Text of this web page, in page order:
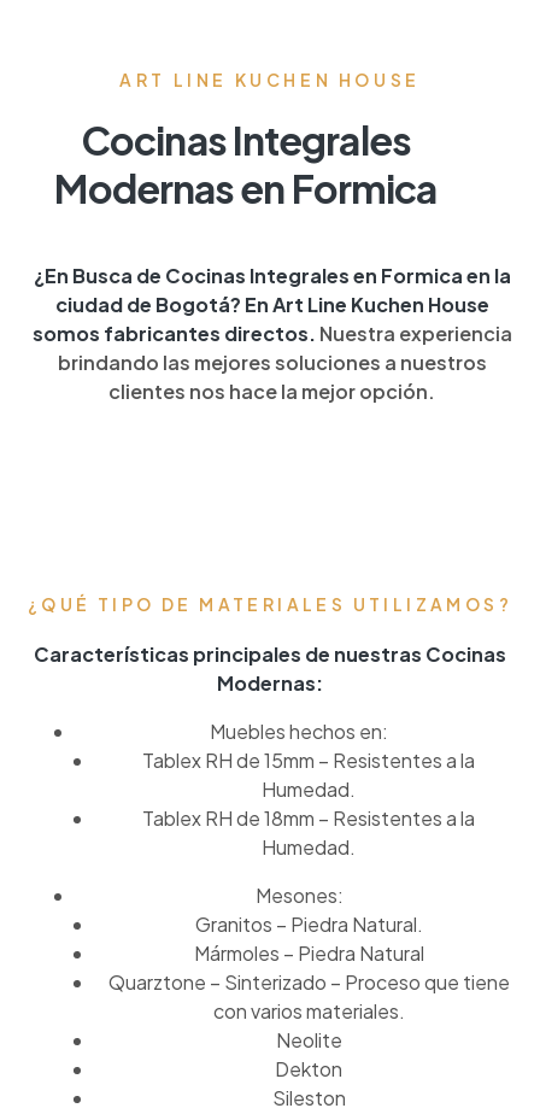
ART LINE KUCHEN HOUSE
Cocinas Integrales
Modernas en Formica
¿En Busca de Cocinas Integrales en Formica en la
ciudad de Bogotá? En Art Line Kuchen House
somos fabricantes directos. Nuestra experiencia
brindando las mejores soluciones a nuestros
clientes nos hace la mejor opción.
¿QUÉ TIPO DE MATERIALES UTILIZAMOS?
Características principales de nuestras Cocinas
Modernas:
Muebles hechos en:
Tablex RH de 15mm – Resistentes a la
Humedad.
Tablex RH de 18mm – Resistentes a la
Humedad.
Mesones:
Granitos – Piedra Natural.
Mármoles – Piedra Natural
Quarztone – Sinterizado – Proceso que tiene
con varios materiales.
Neolite
Dekton
Sileston